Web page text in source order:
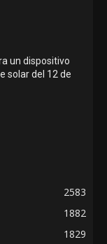
un dispositivo
solar del 12 de
2583
1882
1829